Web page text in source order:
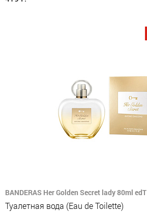
BANDERAS Her Golden Secret lady 80ml edT
Туалетная вода (Eau de Toilette)